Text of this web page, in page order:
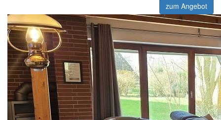
zum Angebot